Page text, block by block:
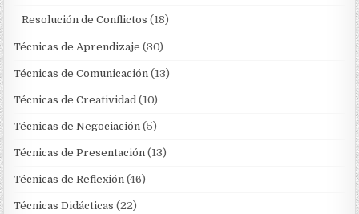
Resolución de Conflictos (18)
Técnicas de Aprendizaje (30)
Técnicas de Comunicación (13)
Técnicas de Creatividad (10)
Técnicas de Negociación (5)
Técnicas de Presentación (13)
Técnicas de Reflexión (46)
Técnicas Didácticas (22)